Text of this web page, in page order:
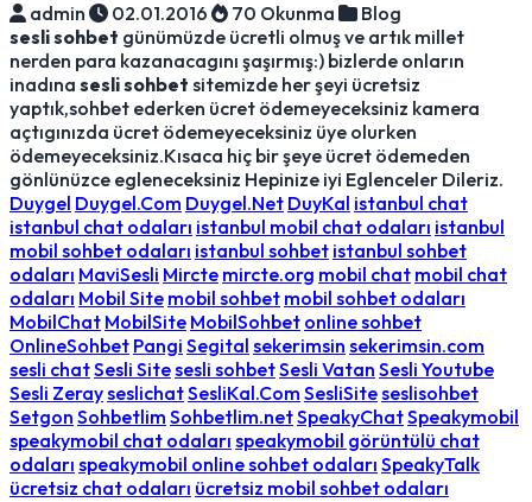
admin
02.01.2016 70 Okunma
Blog
sesli sohbet günümüzde ücretli olmuş ve artık millet
nerden para kazanacagını şaşırmış:) bizlerde onların
inadına sesli sohbet sitemizde her şeyi ücretsiz
yaptık,sohbet ederken ücret ödemeyeceksiniz kamera
açtıgınızda ücret ödemeyeceksiniz üye olurken
ödemeyeceksiniz.Kısaca hiç bir şeye ücret ödemeden
gönlünüzce egleneceksiniz Hepinize iyi Eglenceler Dileriz.
Duygel Duygel.Com Duygel.Net DuyKal istanbul chat
istanbul chat odaları istanbul mobil chat odaları istanbul
mobil sohbet odaları istanbul sohbet istanbul sohbet
odaları MaviSesli Mircte mircte.org mobil chat mobil chat
odaları Mobil Site mobil sohbet mobil sohbet odaları
MobilChat MobilSite MobilSohbet online sohbet
OnlineSohbet Pangi Segital sekerimsin sekerimsin.com
sesli chatSesli Sitesesli sohbetSesli Vatan Sesli Youtube
Sesli ZerayseslichatSesliKal.Com SesliSiteseslisohbet
Setgon Sohbetlim Sohbetlim.netSpeakyChatSpeakymobil
speakymobil chat odaları speakymobil görüntülü chat
odaları speakymobil online sohbet odaları SpeakyTalk
ücretsiz chat odaları ücretsiz mobil sohbet odaları